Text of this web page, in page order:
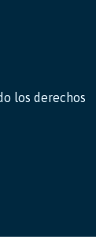
los derechos